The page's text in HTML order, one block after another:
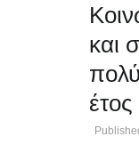
και